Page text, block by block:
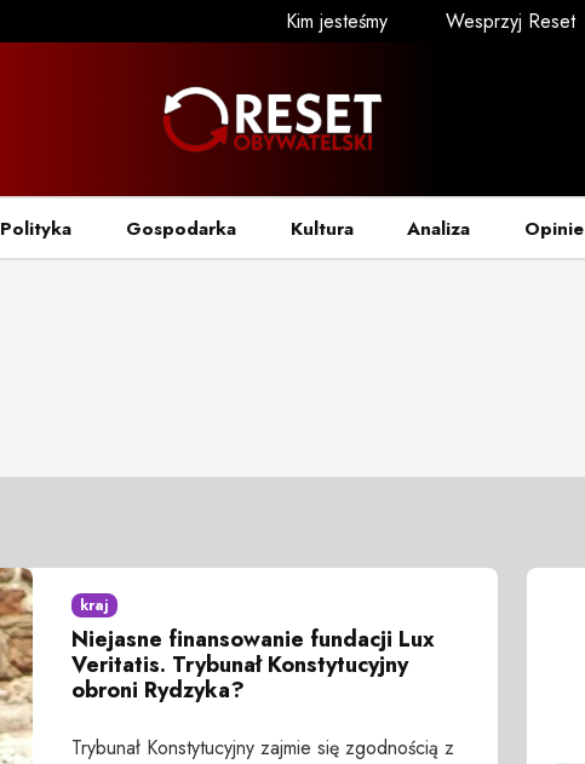
Kim jesteśmy Wesprzyj Reset
Polityka Gospodarka Kultura Analiza Opinie
kraj
Niejasne finansowanie fundacji Lux
Veritatis. Trybunał Konstytucyjny
obroni Rydzyka?
Trybunał Konstytucyjny zajmie się zgodnością z